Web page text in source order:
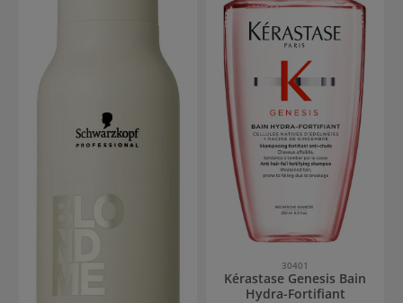
30401
Kérastase Genesis Bain
Hydra-Fortifiant